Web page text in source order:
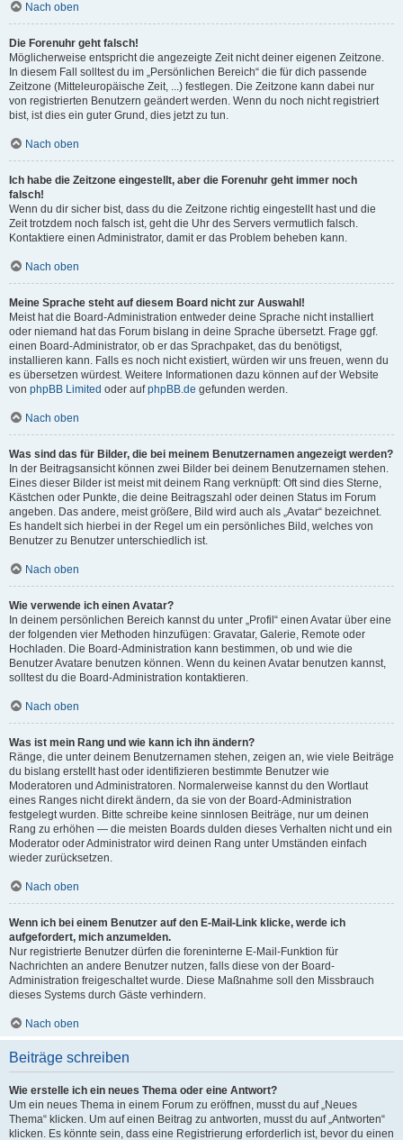
Nach oben
Die Forenuhr geht falsch!
Möglicherweise entspricht die angezeigte Zeit nicht deiner eigenen Zeitzone.
In diesem Fall solltest du im „Persönlichen Bereich“ die für dich passende
Zeitzone (Mitteleuropäische Zeit, ...) festlegen. Die Zeitzone kann dabei nur
von registrierten Benutzern geändert werden. Wenn du noch nicht registriert
bist, ist dies ein guter Grund, dies jetzt zu tun.
Nach oben
Ich habe die Zeitzone eingestellt, aber die Forenuhr geht immer noch
falsch!
Wenn du dir sicher bist, dass du die Zeitzone richtig eingestellt hast und die
Zeit trotzdem noch falsch ist, geht die Uhr des Servers vermutlich falsch.
Kontaktiere einen Administrator, damit er das Problem beheben kann.
Nach oben
Meine Sprache steht auf diesem Board nicht zur Auswahl!
Meist hat die Board-Administration entweder deine Sprache nicht installiert
oder niemand hat das Forum bislang in deine Sprache übersetzt. Frage ggf.
einen Board-Administrator, ob er das Sprachpaket, das du benötigst,
installieren kann. Falls es noch nicht existiert, würden wir uns freuen, wenn du
es übersetzen würdest. Weitere Informationen dazu können auf der Website
von phpBB Limited oder aufphpBB.de gefunden werden.
Nach oben
Was sind das für Bilder, die bei meinem Benutzernamen angezeigt werden?
In der Beitragsansicht können zwei Bilder bei deinem Benutzernamen stehen.
Eines dieser Bilder ist meist mit deinem Rang verknüpft: Oft sind dies Sterne,
Kästchen oder Punkte, die deine Beitragszahl oder deinen Status im Forum
angeben. Das andere, meist größere, Bild wird auch als „Avatar“ bezeichnet.
Es handelt sich hierbei in der Regel um ein persönliches Bild, welches von
Benutzer zu Benutzer unterschiedlich ist.
Nach oben
Wie verwende ich einen Avatar?
In deinem persönlichen Bereich kannst du unter „Profil“ einen Avatar über eine
der folgenden vier Methoden hinzufügen: Gravatar, Galerie, Remote oder
Hochladen. Die Board-Administration kann bestimmen, ob und wie die
Benutzer Avatare benutzen können. Wenn du keinen Avatar benutzen kannst,
solltest du die Board-Administration kontaktieren.
Nach oben
Was ist mein Rang und wie kann ich ihn ändern?
Ränge, die unter deinem Benutzernamen stehen, zeigen an, wie viele Beiträge
du bislang erstellt hast oder identifizieren bestimmte Benutzer wie
Moderatoren und Administratoren. Normalerweise kannst du den Wortlaut
eines Ranges nicht direkt ändern, da sie von der Board-Administration
festgelegt wurden. Bitte schreibe keine sinnlosen Beiträge, nur um deinen
Rang zu erhöhen — die meisten Boards dulden dieses Verhalten nicht und ein
Moderator oder Administrator wird deinen Rang unter Umständen einfach
wieder zurücksetzen.
Nach oben
Wenn ich bei einem Benutzer auf den E-Mail-Link klicke, werde ich
aufgefordert, mich anzumelden.
Nur registrierte Benutzer dürfen die foreninterne E-Mail-Funktion für
Nachrichten an andere Benutzer nutzen, falls diese von der Board-
Administration freigeschaltet wurde. Diese Maßnahme soll den Missbrauch
dieses Systems durch Gäste verhindern.
Nach oben
Beiträge schreiben
Wie erstelle ich ein neues Thema oder eine Antwort?
Um ein neues Thema in einem Forum zu eröffnen, musst du auf „Neues
Thema“ klicken. Um auf einen Beitrag zu antworten, musst du auf „Antworten“
klicken. Es könnte sein, dass eine Registrierung erforderlich ist, bevor du einen